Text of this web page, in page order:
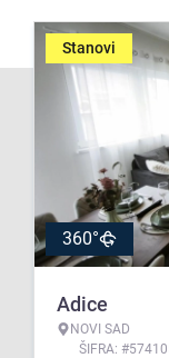
Stanovi
360°
Adice
NOVI SAD
ŠIFRA: